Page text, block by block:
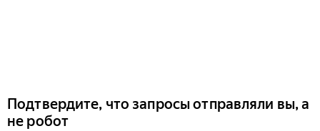
Подтвердите, что запросы отправляли вы, а
не робот